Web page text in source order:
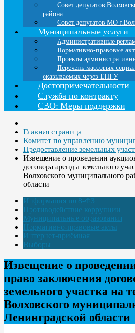
Совет депутатов
района
Совет депутатов МО
Муниципальные услуги
Административные
Нормативно-правовые
Проекты
Перечень массовых
оказываемых через ЕПГУ
Достопримечательности
Служба по контракту
СВО: Меры поддержки
Главная страница
Комитет по управлению
Предоставление земельных
Извещение о проведении
договора аренды земельного
Волховского муниципального
области
Информация по 8-ФЗ
Противодействие коррупции
Муниципальные образования
Нормативно-правовые акты
Интернет-приёмная
Выборы
Извещение о
право заключения
земельного участка на
Волховского
Ленинградской области